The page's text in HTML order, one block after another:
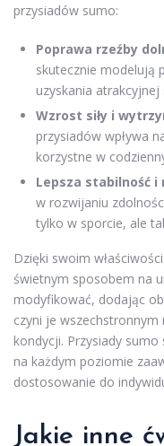
przysiadów sumo:
Poprawa rzeźby
skutecznie modelują
uzyskania atrakcyjnej
Wzrost siły i
przysiadów wpływa
korzystne w
Lepsza stabilność i
w rozwijaniu
tylko w sporcie, ale
Dzięki swoim
świetnym sposobem na
modyfikować, dodając
czyni je wszechstronnym
kondycji. Przysiady
na każdym poziomie
dostosowanie do
Jakie inne